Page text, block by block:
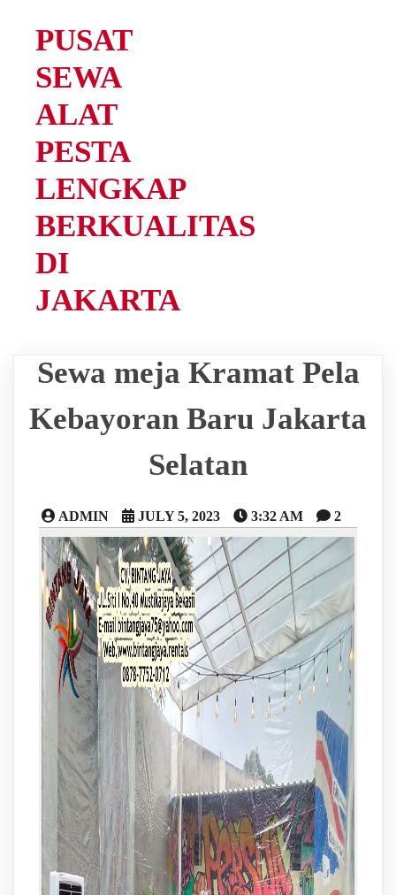
PUSAT
SEWA
ALAT
PESTA
LENGKAP
BERKUALITAS
DI
JAKARTA
Sewa meja Kramat Pela
Kebayoran Baru Jakarta
Selatan
ADMIN JULY 5, 2023 3:32 AM 2